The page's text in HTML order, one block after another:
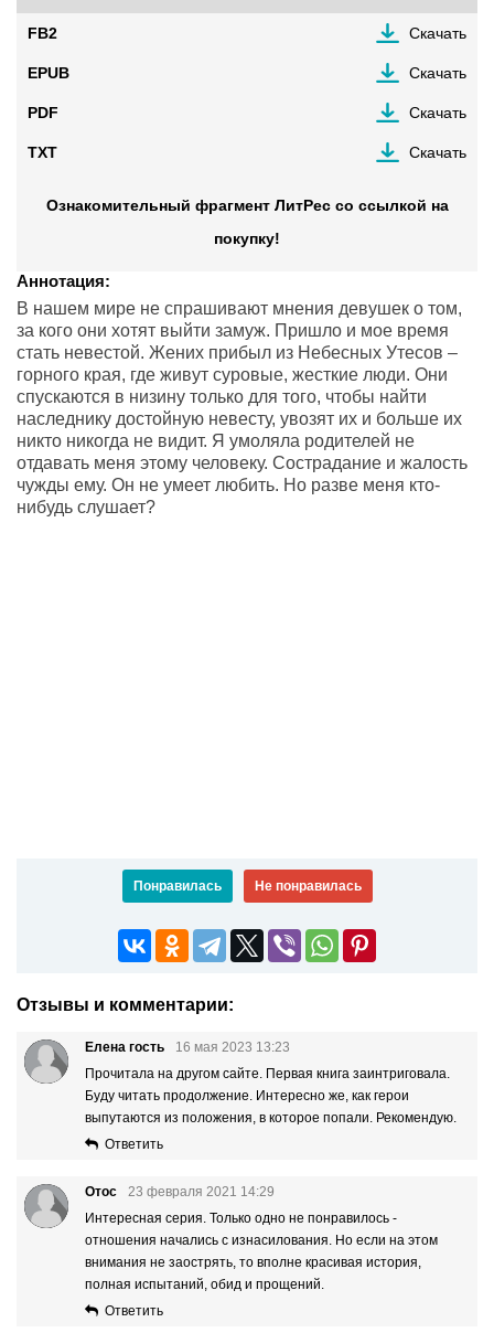
FB2 Скачать
EPUB Скачать
PDF Скачать
TXT Скачать
Ознакомительный фрагмент ЛитРес со ссылкой на
покупку!
Аннотация:
В нашем мире не спрашивают мнения девушек о том,
за кого они хотят выйти замуж. Пришло и мое время
стать невестой. Жених прибыл из Небесных Утесов –
горного края, где живут суровые, жесткие люди. Они
спускаются в низину только для того, чтобы найти
наследнику достойную невесту, увозят их и больше их
никто никогда не видит. Я умоляла родителей не
отдавать меня этому человеку. Сострадание и жалость
чужды ему. Он не умеет любить. Но разве меня кто-
нибудь слушает?
Понравилась Не понравилась
Отзывы и комментарии:
Елена гость
16 мая 2023 13:23
Прочитала на другом сайте. Первая книга заинтриговала.
Буду читать продолжение. Интересно же, как герои
выпутаются из положения, в которое попали. Рекомендую.
Ответить
Отос
23 февраля 2021 14:29
Интересная серия. Только одно не понравилось -
отношения начались с изнасилoвaния. Но если на этом
внимания не заострять, то вполне красивая история,
полная испытаний, обид и прощений.
Ответить